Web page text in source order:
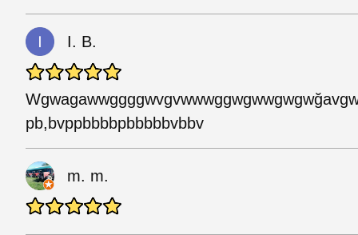
I. B.
pb,bvppbbbbpbbbbbvbbv
m. m.